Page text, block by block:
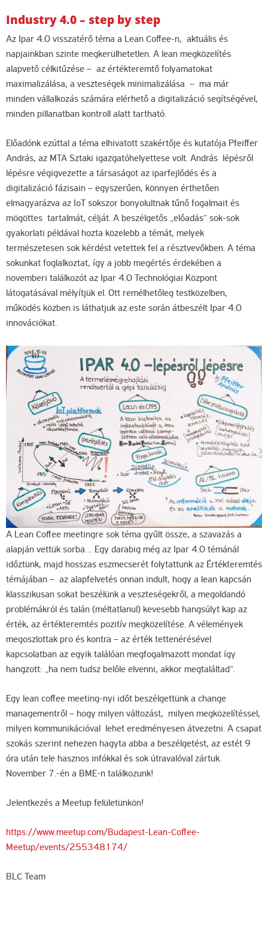
Industry 4.0 – step by step
Az Ipar 4.0 visszatérő téma a Lean Coffee-n, aktuális és
napjainkban szinte megkerülhetetlen. A lean megközelítés
alapvető célkitűzése – az értékteremtő folyamatokat
maximalizálása, a veszteségek minimalizálása – ma már
minden vállalkozás számára elérhető a digitalizáció segítségével,
minden pillanatban kontroll alatt tartható.
Előadónk ezúttal a téma elhivatott szakértője és kutatója Pfeiffer
András, az MTA Sztaki igazgatóhelyettese volt. András lépésről
lépésre végigvezette a társaságot az iparfejlődés és a
digitalizáció fázisain – egyszerűen, könnyen érthetően
elmagyarázva az IoT sokszor bonyolultnak tűnő fogalmait és
mögöttes tartalmát, célját. A beszélgetős „előadás” sok-sok
gyakorlati példával hozta közelebb a témát, melyek
természetesen sok kérdést vetettek fel a résztvevőkben. A téma
sokunkat foglalkoztat, így a jobb megértés érdekében a
novemberi találkozót az Ipar 4.0 Technológiai Központ
látogatásával mélyítjük el. Ott remélhetőleg testközelben,
működés közben is láthatjuk az este során átbeszélt Ipar 4.0
innovációkat.
A Lean Coffee meetingre sok téma gyűlt össze, a szavazás a
alapján vettük sorba… Egy darabig még az Ipar 4.0 témánál
időztünk, majd hosszas eszmecserét folytattunk az Értékteremtés
témájában – az alapfelvetés onnan indult, hogy a lean kapcsán
klasszikusan sokat beszélünk a veszteségekről, a megoldandó
problémákról és talán (méltatlanul) kevesebb hangsúlyt kap az
érték, az értékteremtés pozitív megközelítése. A vélemények
megoszlottak pro és kontra – az érték tettenérésével
kapcsolatban az egyik találóan megfogalmazott mondat így
hangzott: „ha nem tudsz belőle elvenni, akkor megtaláltad”.
Egy lean coffee meeting-nyi időt beszélgettünk a change
managementről – hogy milyen változást, milyen megközelítéssel,
milyen kommunikációval lehet eredményesen átvezetni. A csapat
szokás szerint nehezen hagyta abba a beszélgetést, az estét 9
óra után tele hasznos infókkal és sok útravalóval zártuk.
November 7.-én a BME-n találkozunk!
Jelentkezés a Meetup felületünkön!
https://www.meetup.com/Budapest-Lean-Coffee-
Meetup/events/255348174/
BLC Team